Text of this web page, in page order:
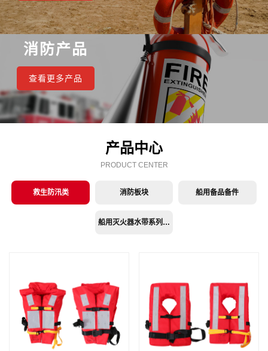
消防产品
查看更多产品
产品中心
PRODUCT CENTER
救生防汛类 消防板块 船用备品备件
船用灭火器水带系列产品